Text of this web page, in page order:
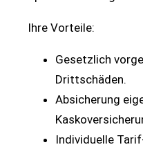
Ihre Vorteile:
Gesetzlich
Drittschäden.
Absicherung
Individuelle